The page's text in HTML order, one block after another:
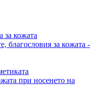
за кожата
благословия за кожата -
при носенето на